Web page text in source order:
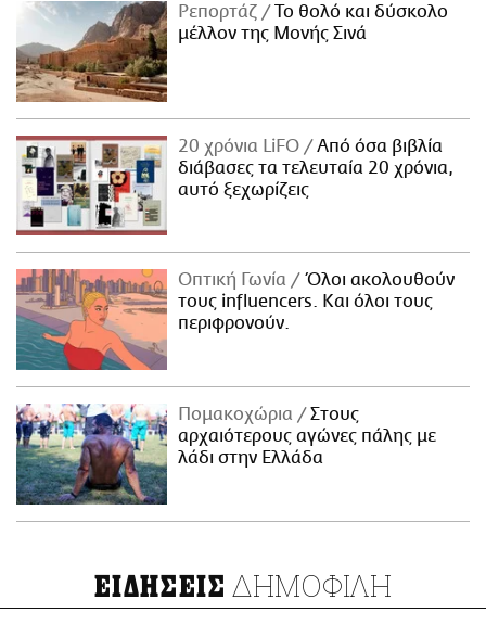
Ρεπορτάζ
Το θολό και δύσκολο
μέλλον της Μονής Σινά
20 χρόνια LiFO
Από όσα βιβλία
διάβασες τα τελευταία 20 χρόνια,
αυτό ξεχωρίζεις
Οπτική Γωνία
Όλοι ακολουθούν
τους influencers. Και όλοι τους
περιφρονούν.
Πομακοχώρια
Στους
αρχαιότερους αγώνες πάλης με
λάδι στην Ελλάδα
ΕΙΔΗΣΕΙΣ ΔΗΜΟΦΙΛΗ